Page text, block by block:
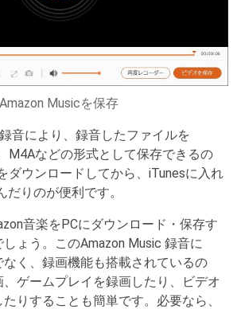
Amazon Musicを保存
音により、録音したファイルを
M4Aなどの形式として保存できるの
ダウンロードしてから、iTunesに入れ
だりのが便利です。
音楽をPCにダウンロード・保存す
ょう。このAmazon Music 録音に
く、録画機能も搭載されているの
ゲームプレイを録画したり、ビデオ
りすることも簡単です。必要なら、